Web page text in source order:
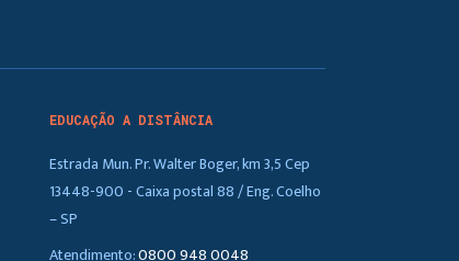
EDUCAÇÃO A DISTÂNCIA
Estrada Mun. Pr. Walter Boger, km 3,5 Cep
13448-900 - Caixa postal 88 / Eng. Coelho
– SP
Atendimento:0800 948 0048